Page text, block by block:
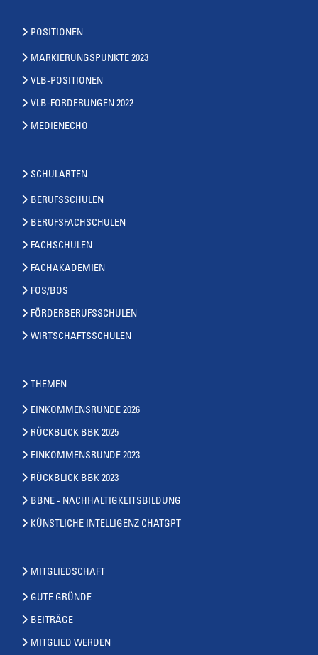
POSITIONEN
MARKIERUNGSPUNKTE 2023
VLB-POSITIONEN
VLB-FORDERUNGEN 2022
MEDIENECHO
SCHULARTEN
BERUFSSCHULEN
BERUFSFACHSCHULEN
FACHSCHULEN
FACHAKADEMIEN
FOS/BOS
FÖRDERBERUFSSCHULEN
WIRTSCHAFTSSCHULEN
THEMEN
EINKOMMENSRUNDE 2026
RÜCKBLICK BBK 2025
EINKOMMENSRUNDE 2023
RÜCKBLICK BBK 2023
BBNE - NACHHALTIGKEITSBILDUNG
KÜNSTLICHE INTELLIGENZ CHATGPT
MITGLIEDSCHAFT
GUTE GRÜNDE
BEITRÄGE
MITGLIED WERDEN